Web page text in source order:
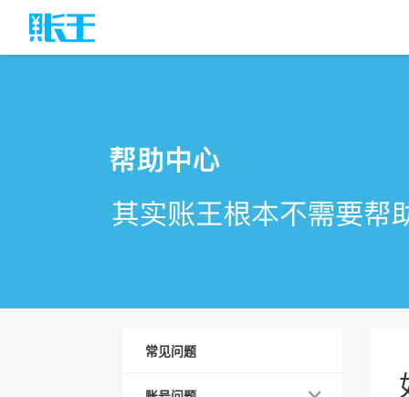
常见问题